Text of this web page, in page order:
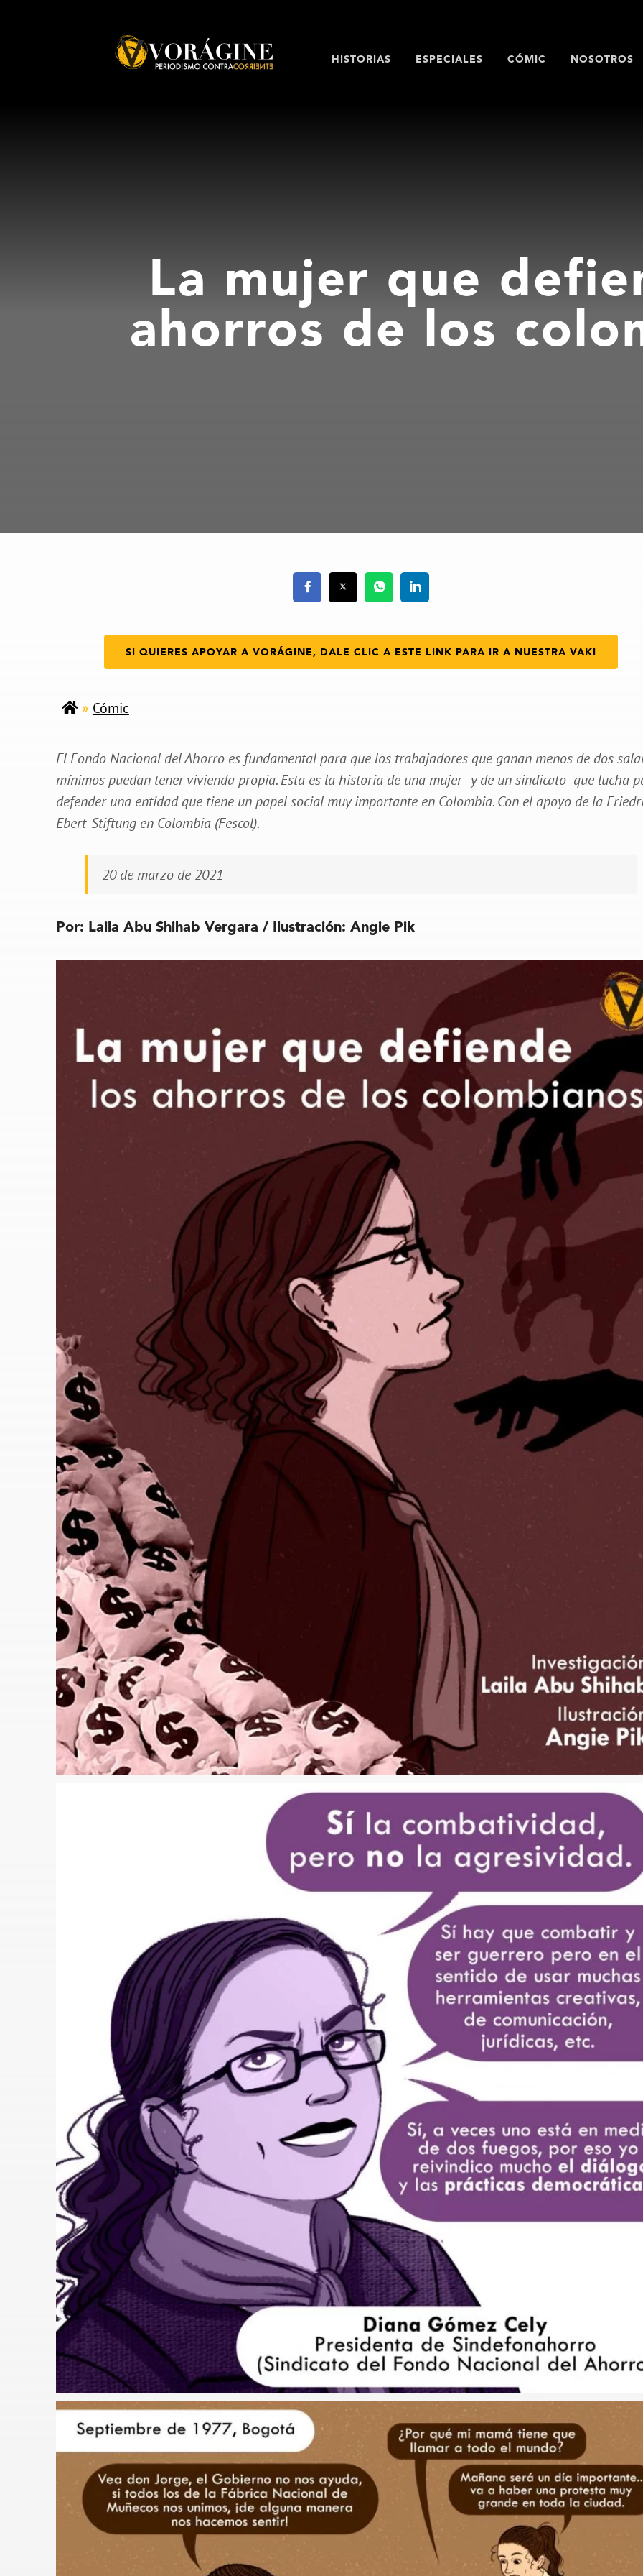
HISTORIAS ESPECIALES CÓMIC NOSOTROS
La mujer que
ahorros de los
SI QUIERES APOYAR A VORÁGINE, DALE CLIC A ESTE LINK PARA IR A NUESTRA VAKI
» Cómic
El Fondo Nacional del Ahorro es fundamental para que los trabajadores que ganan menos de dos
mínimos puedan tener vivienda propia. Esta es la historia de una mujer -y de un sindicato- que lucha
defender una entidad que tiene un papel social muy importante en Colombia. Con el apoyo de la
Ebert-Stiftung en Colombia (Fescol).
20 de marzo de 2021
Por: Laila Abu Shihab Vergara / Ilustración: Angie Pik